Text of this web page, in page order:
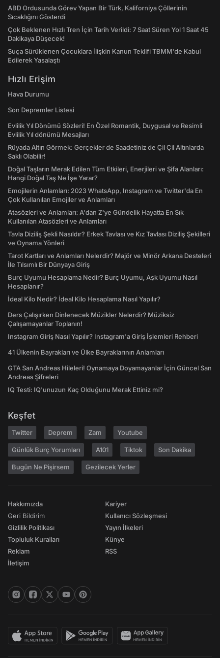
ABD Ordusunda Görev Yapan Bir Türk, Kaliforniya Çöllerinin
Sıcaklığını Gösterdi
Çok Beklenen Hızlı Tren İçin Tarih Verildi: 7 Saat Süren Yol 1 Saat 45
Dakikaya Düşecek!
Suça Sürüklenen Çocuklara İlişkin Kanun Teklifi TBMM'de Kabul
Edilerek Yasalaştı
Hızlı Erişim
Hava Durumu
Son Depremler Listesi
Evlilik Yıl Dönümü Sözleri! En Özel Romantik, Duygusal ve Resimli
Evlilik Yıl dönümü Mesajları
Rüyada Altın Görmek: Gerçekler de Saadetiniz de Çil Çil Altınlarda
Saklı Olabilir!
Doğal Taşların Merak Edilen Tüm Etkileri, Enerjileri ve Şifa Alanları:
Hangi Doğal Taş Ne İşe Yarar?
Emojilerin Anlamları: 2023 WhatsApp, Instagram ve Twitter'da En
Çok Kullanılan Emojiler ve Anlamları
Atasözleri ve Anlamları: A'dan Z'ye Gündelik Hayatta En Sık
Kullanılan Atasözleri ve Anlamları
Tavla Diziliş Şekli Nasıldır? Erkek Tavlası ve Kız Tavlası Diziliş Şekilleri
ve Oynama Yönleri
Tarot Kartları ve Anlamları Nelerdir? Majör ve Minör Arkana Desteleri
İle Tılsımlı Bir Dünyaya Giriş
Burç Uyumu Hesaplama Nedir? Burç Uyumu, Aşk Uyumu Nasıl
Hesaplanır?
İdeal Kilo Nedir? İdeal Kilo Hesaplama Nasıl Yapılır?
Ders Çalışırken Dinlenecek Müzikler Nelerdir? Müziksiz
Çalışamayanlar Toplanın!
Instagram Giriş Nasıl Yapılır? Instagram'a Giriş İşlemleri Rehberi
41 Ülkenin Bayrakları ve Ülke Bayraklarının Anlamları
GTA San Andreas Hileleri! Oynamaya Doyamayanlar İçin Güncel San
Andreas Şifreleri
IQ Testi: IQ'unuzun Kaç Olduğunu Merak Ettiniz mi?
Keşfet
Twitter Deprem Zam Youtube
Günlük Burç Yorumları A101 Tiktok Son Dakika
Bugün Ne Pişirsem Gezilecek Yerler
Hakkımızda
Geri Bildirim
Gizlilik Politikası
Topluluk Kuralları
Reklam
İletişim
Kariyer
Kullanıcı Sözleşmesi
Yayın İlkeleri
Künye
RSS